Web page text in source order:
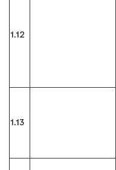
1.12
1.13